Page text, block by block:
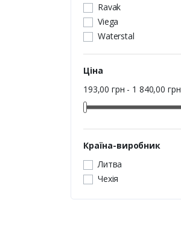
Ravak
Viega
Waterstal
Ціна
193,00 грн - 1 840,00 грн
Країна-виробник
Литва
Чехія